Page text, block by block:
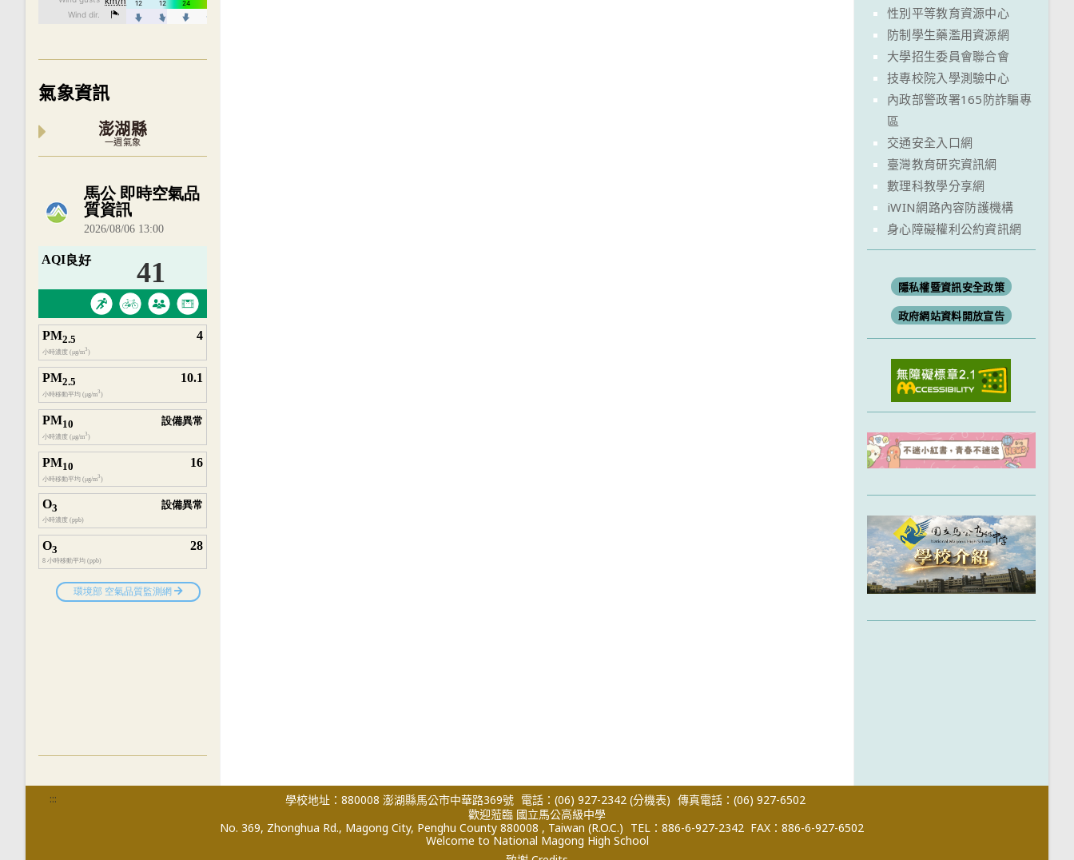
氣象資訊
澎湖縣
一週氣象
內嵌空氣品質小工具為視覺預覽，完整即時空氣品質資料請開啟
性別平等教育資源中心
防制學生藥濫用資源網
大學招生委員會聯合會
技專校院入學測驗中心
內政部警政署165防詐騙專
區
交通安全入口網
臺灣教育研究資訊網
數理科教學分享網
iWIN網路內容防護機構
身心障礙權利公約資訊網
隱私權暨資訊安全政策
政府網站資料開放宣告
::: 學校地址：880008 澎湖縣馬公市中華路369號 電話：(06) 927-2342 (分機表) 傳真電話：(06) 927-6502
歡迎蒞臨 國立馬公高級中學
No. 369, Zhonghua Rd., Magong City, Penghu County 880008 , Taiwan (R.O.C.) TEL：886-6-927-2342 FAX：886-6-927-6502
Welcome to National Magong High School